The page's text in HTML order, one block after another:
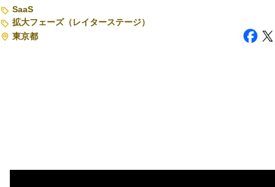
紹介する企業について
特集記事
SaaS
拡大フェーズ（レイターステージ）
東京都